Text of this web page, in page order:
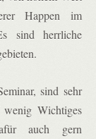
Happen im
sind herrliche
sind sehr
Wichtiges
auch gern